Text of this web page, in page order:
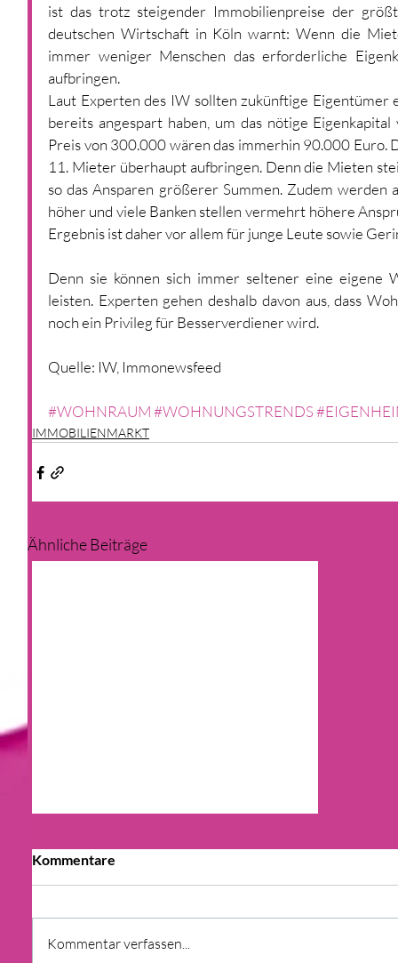
ist das trotz steigender Immobilienpreise der
deutschen Wirtschaft in Köln warnt: Wenn die
immer weniger Menschen das erforderliche
aufbringen.
Laut Experten des IW sollten zukünftige Eigentümer
bereits angespart haben, um das nötige
Preis von 300.000 wären das immerhin 90.000 Euro.
11. Mieter überhaupt aufbringen. Denn die Mieten
so das Ansparen größerer Summen. Zudem werden
höher und viele Banken stellen vermehrt höhere
Ergebnis ist daher vor allem für junge Leute sowie
Denn sie können sich immer seltener eine eigene
leisten. Experten gehen deshalb davon aus, dass
noch ein Privileg für Besserverdiener wird.
Quelle: IW, Immonewsfeed
#WOHNRAUM#WOHNUNGSTRENDS
IMMOBILIENMARKT
Ähnliche Beiträge
Kommentare
Kommentar verfassen...